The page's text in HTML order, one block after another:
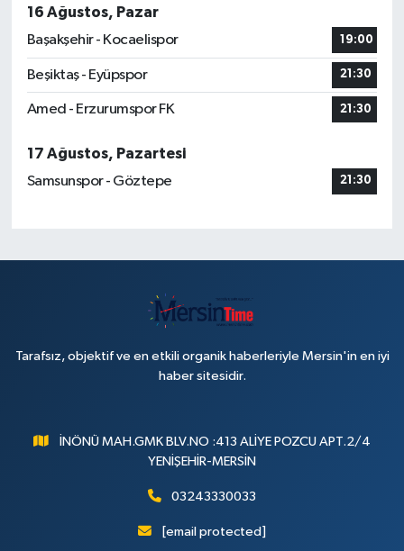
16 Ağustos, Pazar
Başakşehir - Kocaelispor
19:00
Beşiktaş - Eyüpspor 21:30
Amed - Erzurumspor FK 21:30
17 Ağustos, Pazartesi
Samsunspor - Göztepe
21:30
Tarafsız, objektif ve en etkili organik haberleriyle Mersin'in en iyi
haber sitesidir.
İNÖNÜ MAH.GMK BLV.NO :413 ALİYE POZCU APT.2/4
YENİŞEHİR-MERSİN
03243330033
[email protected]